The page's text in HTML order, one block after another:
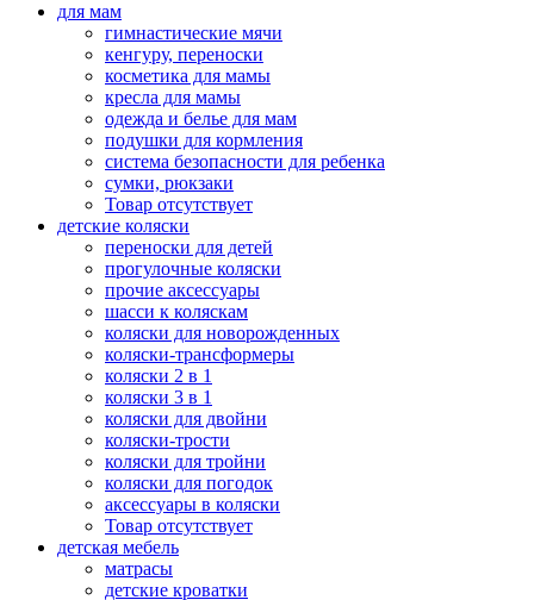
для мам
гимнастические мячи
кенгуру, переноски
косметика для мамы
кресла для мамы
одежда и белье для мам
подушки для кормления
система безопасности для ребенка
сумки, рюкзаки
Товар отсутствует
детские коляски
переноски для детей
прогулочные коляски
прочие аксессуары
шасси к коляскам
коляски для новорожденных
коляски-трансформеры
коляски 2 в 1
коляски 3 в 1
коляски для двойни
коляски-трости
коляски для тройни
коляски для погодок
аксессуары в коляски
Товар отсутствует
детская мебель
матрасы
детские кроватки